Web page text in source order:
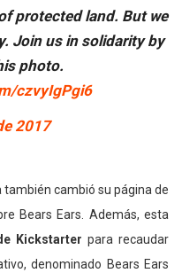
protected land. But we
Join us in solidarity by
photo.
czvyIgPgi6
2017
también cambió su página de
Bears Ears. Además, esta
Kickstarter para recaudar
denominado Bears Ears